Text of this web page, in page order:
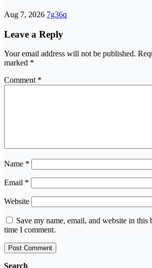
Aug 7, 2026 7g36q
Leave a Reply
Your email address will not be published.
marked *
Comment *
Name *
Email *
Website
Save my name, email, and website in this
time I comment.
Search